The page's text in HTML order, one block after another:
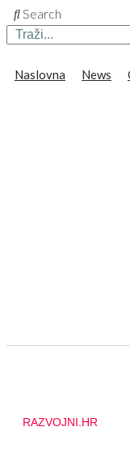
Search
Naslovna News
RAZVOJNI.HR